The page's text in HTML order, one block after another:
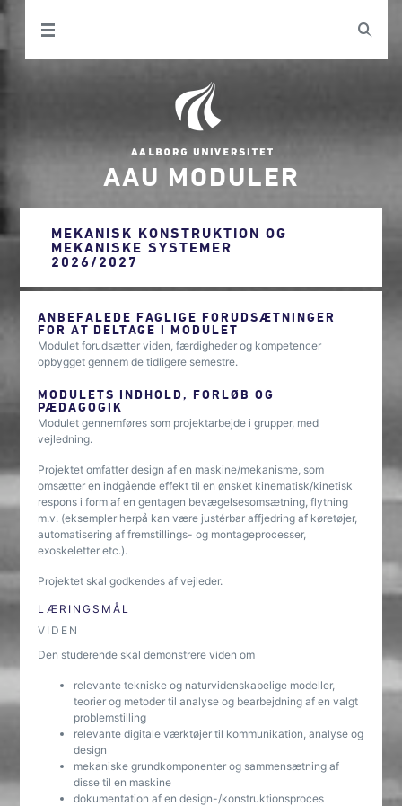
AAU MODULER
MEKANISK KONSTRUKTION OG
MEKANISKE SYSTEMER
2026/2027
ANBEFALEDE FAGLIGE FORUDSÆTNINGER
FOR AT DELTAGE I MODULET
Modulet forudsætter viden, færdigheder og kompetencer
opbygget gennem de tidligere semestre.
MODULETS INDHOLD, FORLØB OG
PÆDAGOGIK
Modulet gennemføres som projektarbejde i grupper, med
vejledning.
Projektet omfatter design af en maskine/mekanisme, som
omsætter en indgående effekt til en ønsket kinematisk/kinetisk
respons i form af en gentagen bevægelsesomsætning, flytning
m.v. (eksempler herpå kan være justérbar affjedring af køretøjer,
automatisering af fremstillings- og montageprocesser,
exoskeletter etc.).
Projektet skal godkendes af vejleder.
LÆRINGSMÅL
VIDEN
Den studerende skal demonstrere viden om
relevante tekniske og naturvidenskabelige modeller,
teorier og metoder til analyse og bearbejdning af en valgt
problemstilling
relevante digitale værktøjer til kommunikation, analyse og
design
mekaniske grundkomponenter og sammensætning af
disse til en maskine
dokumentation af en design-/konstruktionsproces